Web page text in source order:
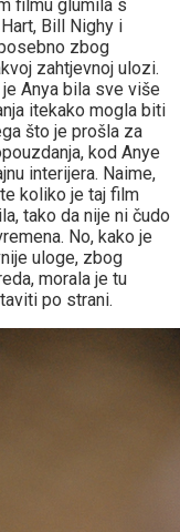
filmu glumila s
Bill Nighy i
zbog
zahtjevnoj ulozi.
Anya bila sve više
itekako mogla biti
što je prošla za
kod Anye
interijera. Naime,
koliko je taj film
tako da nije ni čudo
No, kako je
uloge, zbog
morala je tu
po strani.